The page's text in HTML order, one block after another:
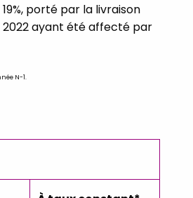
porté par la livraison
ayant été affecté par
N-1.